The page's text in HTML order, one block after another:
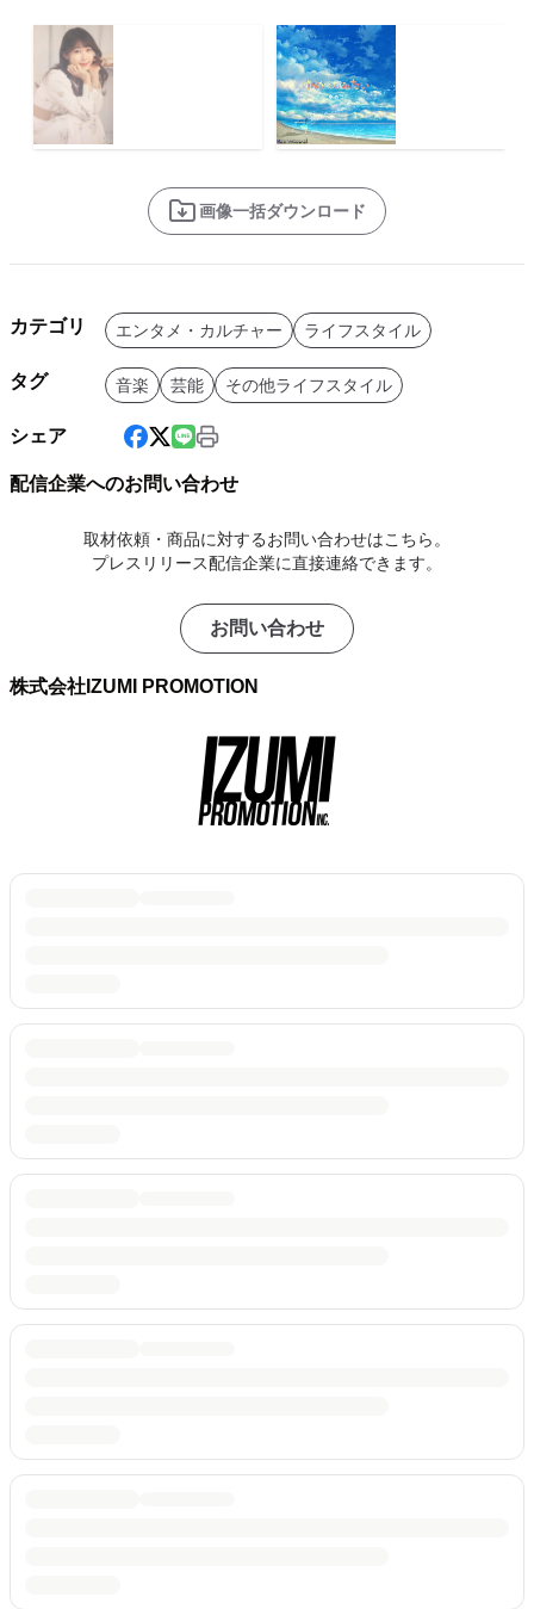
画像一括ダウンロード
カテゴリ エンタメ・カルチャー ライフスタイル
タグ 音楽 芸能 その他ライフスタイル
シェア
配信企業へのお問い合わせ
取材依頼・商品に対するお問い合わせはこちら。
プレスリリース配信企業に直接連絡できます。
お問い合わせ
株式会社IZUMI PROMOTION